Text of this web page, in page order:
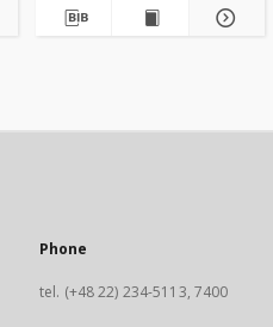
Phone
tel. (+48 22) 234-5113, 7400